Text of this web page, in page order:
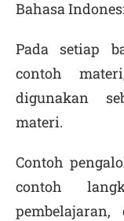
Bahasa
Pada setiap
contoh
digunakan
materi.
Contoh
contoh